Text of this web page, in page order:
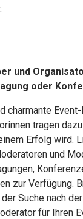
und
oder
charmante
tragen
Erfolg wird.
und
zur Verfügung.
Suche nach
für Ihren